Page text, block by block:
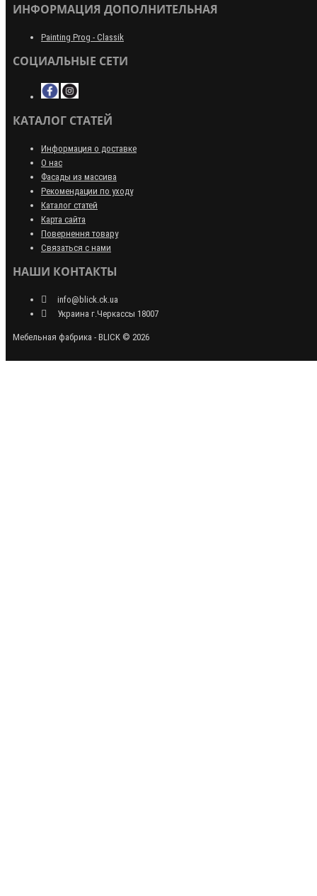
ИНФОРМАЦИЯ ДОПОЛНИТЕЛЬНАЯ
Painting Prog - Classik
СОЦИАЛЬНЫЕ СЕТИ
КАТАЛОГ СТАТЕЙ
Информация о доставке
О нас
Фасады из массива
Рекомендации по уходу
Каталог статей
Карта сайта
Повернення товару
Связаться с нами
НАШИ КОНТАКТЫ
info@blick.ck.ua
Украина г.Черкассы 18007
Мебельная фабрика - BLICK © 2026